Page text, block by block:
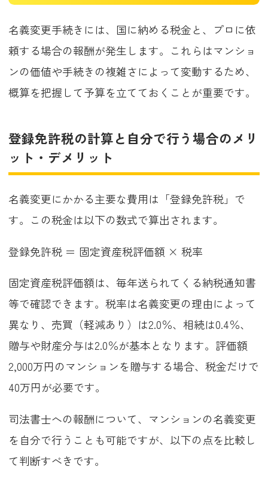
名義変更手続きには、国に納める税金と、プロに依
頼する場合の報酬が発生します。これらはマンショ
ンの価値や手続きの複雑さによって変動するため、
概算を把握して予算を立てておくことが重要です。
登録免許税の計算と自分で行う場合のメリ
ット・デメリット
名義変更にかかる主要な費用は「登録免許税」で
す。この税金は以下の数式で算出されます。
登録免許税 ＝ 固定資産税評価額 × 税率
固定資産税評価額は、毎年送られてくる納税通知書
等で確認できます。税率は名義変更の理由によって
異なり、売買（軽減あり）は2.0％、相続は0.4％、
贈与や財産分与は2.0％が基本となります。評価額
2,000万円のマンションを贈与する場合、税金だけで
40万円が必要です。
司法書士への報酬について、マンションの名義変更
を自分で行うことも可能ですが、以下の点を比較し
て判断すべきです。